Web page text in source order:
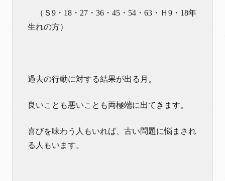
（Ｓ9・18・27・36・45・54・63・Ｈ9・18年
生れの方）
過去の行動に対する結果が出る月。
良いことも悪いことも両極端に出てきます。
喜びを味わう人もいれば、古い問題に悩まされ
る人もいます。